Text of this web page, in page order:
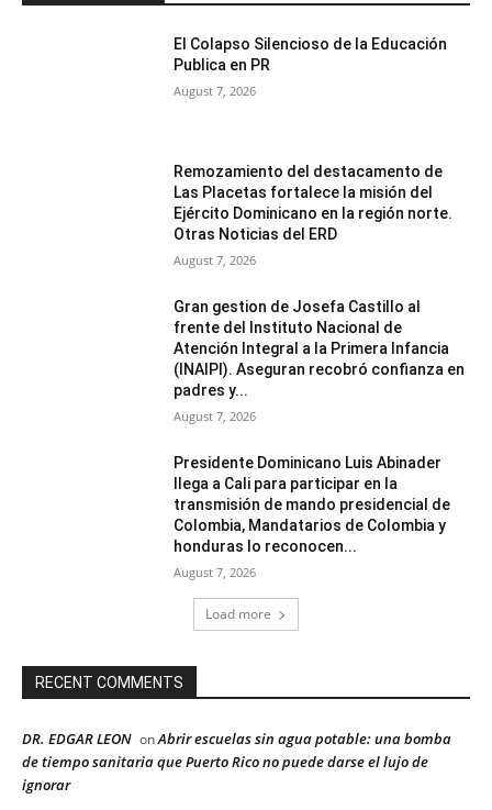
El Colapso Silencioso de la Educación
Publica en PR
August 7, 2026
Remozamiento del destacamento de
Las Placetas fortalece la misión del
Ejército Dominicano en la región norte.
Otras Noticias del ERD
August 7, 2026
Gran gestion de Josefa Castillo al
frente del Instituto Nacional de
Atención Integral a la Primera Infancia
(INAIPI). Aseguran recobró confianza en
padres y...
August 7, 2026
Presidente Dominicano Luis Abinader
llega a Cali para participar en la
transmisión de mando presidencial de
Colombia, Mandatarios de Colombia y
honduras lo reconocen...
August 7, 2026
Load more
RECENT COMMENTS
DR. EDGAR LEON onAbrir escuelas sin agua potable: una bomba
de tiempo sanitaria que Puerto Rico no puede darse el lujo de
ignorar